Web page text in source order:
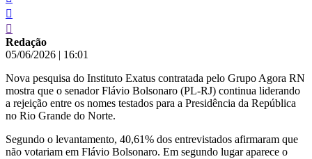
Redação
05/06/2026 | 16:01
Nova pesquisa do Instituto Exatus contratada pelo Grupo Agora RN
mostra que o senador Flávio Bolsonaro (PL-RJ) continua liderando
a rejeição entre os nomes testados para a Presidência da República
no Rio Grande do Norte.
Segundo o levantamento, 40,61% dos entrevistados afirmaram que
não votariam em Flávio Bolsonaro. Em segundo lugar aparece o